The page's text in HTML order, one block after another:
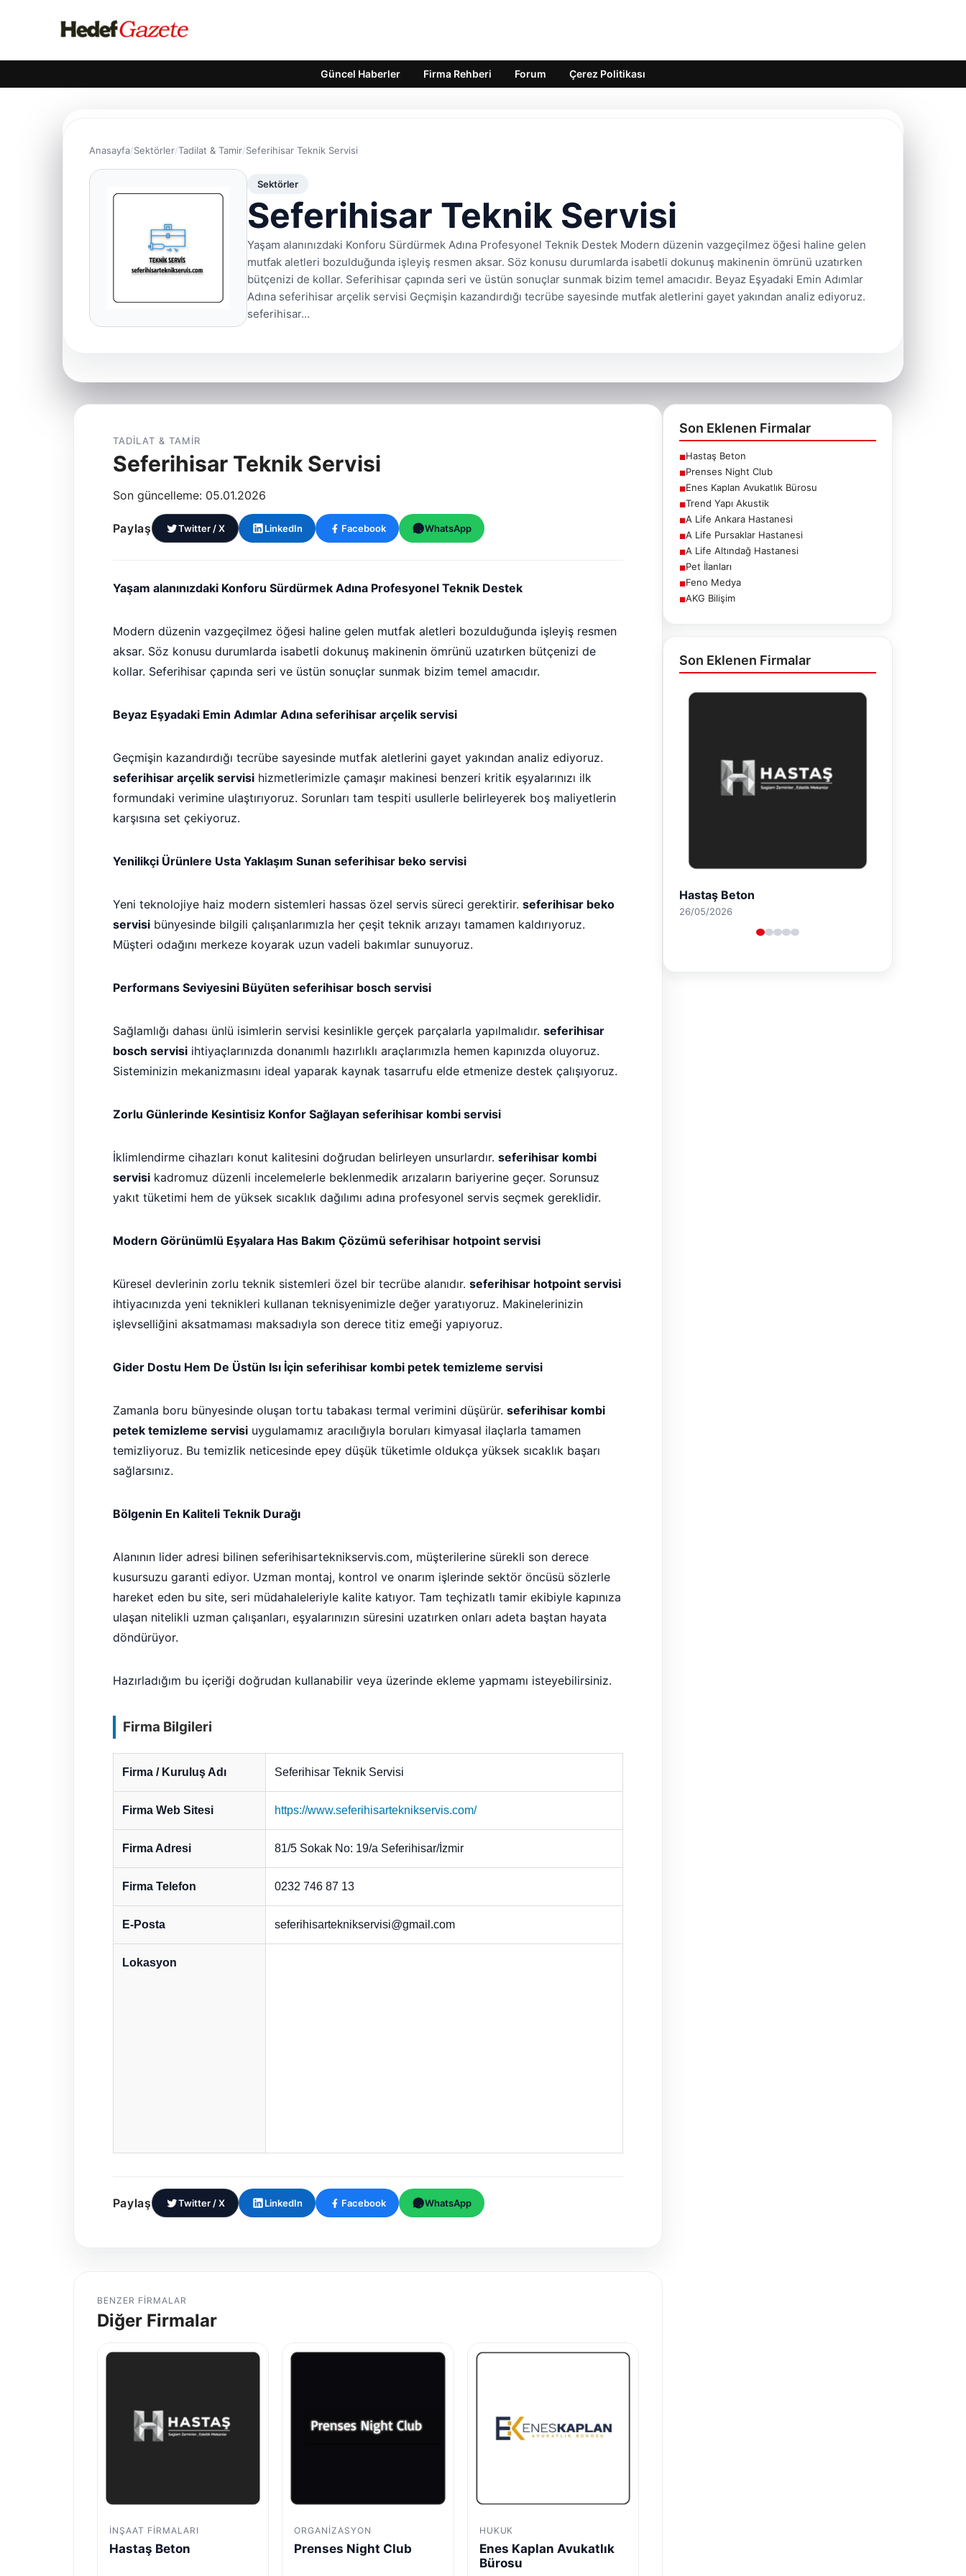
Güncel Haberler Firma Rehberi Forum Çerez Politikası
Anasayfa Sektörler Tadilat & Tamir Seferihisar Teknik Servisi
Sektörler
Seferihisar Teknik Servisi
Yaşam alanınızdaki Konforu Sürdürmek Adına Profesyonel Teknik Destek Modern düzenin vazgeçilmez öğesi haline gelen
mutfak aletleri bozulduğunda işleyiş resmen aksar. Söz konusu durumlarda isabetli dokunuş makinenin ömrünü uzatırken
bütçenizi de kollar. Seferihisar çapında seri ve üstün sonuçlar sunmak bizim temel amacıdır. Beyaz Eşyadaki Emin Adımlar
Adına seferihisar arçelik servisi Geçmişin kazandırdığı tecrübe sayesinde mutfak aletlerini gayet yakından analiz ediyoruz.
seferihisar…
TADILAT & TAMIR
Seferihisar Teknik Servisi
Son güncelleme: 05.01.2026
Paylaş Twitter / X LinkedIn Facebook WhatsApp
Yaşam alanınızdaki Konforu Sürdürmek Adına Profesyonel Teknik Destek
Modern düzenin vazgeçilmez öğesi haline gelen mutfak aletleri bozulduğunda işleyiş resmen
aksar. Söz konusu durumlarda isabetli dokunuş makinenin ömrünü uzatırken bütçenizi de
kollar. Seferihisar çapında seri ve üstün sonuçlar sunmak bizim temel amacıdır.
Beyaz Eşyadaki Emin Adımlar Adına seferihisar arçelik servisi
Geçmişin kazandırdığı tecrübe sayesinde mutfak aletlerini gayet yakından analiz ediyoruz.
seferihisar arçelik servisihizmetlerimizle çamaşır makinesi benzeri kritik eşyalarınızı ilk
formundaki verimine ulaştırıyoruz. Sorunları tam tespiti usullerle belirleyerek boş maliyetlerin
karşısına set çekiyoruz.
Yenilikçi Ürünlere Usta Yaklaşım Sunan seferihisar beko servisi
Yeni teknolojiye haiz modern sistemleri hassas özel servis süreci gerektirir. seferihisar beko
servisibünyesinde bilgili çalışanlarımızla her çeşit teknik arızayı tamamen kaldırıyoruz.
Müşteri odağını merkeze koyarak uzun vadeli bakımlar sunuyoruz.
Performans Seviyesini Büyüten seferihisar bosch servisi
Sağlamlığı dahası ünlü isimlerin servisi kesinlikle gerçek parçalarla yapılmalıdır. seferihisar
bosch servisiihtiyaçlarınızda donanımlı hazırlıklı araçlarımızla hemen kapınızda oluyoruz.
Sisteminizin mekanizmasını ideal yaparak kaynak tasarrufu elde etmenize destek çalışıyoruz.
Zorlu Günlerinde Kesintisiz Konfor Sağlayan seferihisar kombi servisi
İklimlendirme cihazları konut kalitesini doğrudan belirleyen unsurlardır. seferihisar kombi
servisikadromuz düzenli incelemelerle beklenmedik arızaların bariyerine geçer. Sorunsuz
yakıt tüketimi hem de yüksek sıcaklık dağılımı adına profesyonel servis seçmek gereklidir.
Modern Görünümlü Eşyalara Has Bakım Çözümü seferihisar hotpoint servisi
Küresel devlerinin zorlu teknik sistemleri özel bir tecrübe alanıdır. seferihisar hotpoint servisi
ihtiyacınızda yeni teknikleri kullanan teknisyenimizle değer yaratıyoruz. Makinelerinizin
işlevselliğini aksatmaması maksadıyla son derece titiz emeği yapıyoruz.
Gider Dostu Hem De Üstün Isı İçin seferihisar kombi petek temizleme servisi
Zamanla boru bünyesinde oluşan tortu tabakası termal verimini düşürür. seferihisar kombi
petek temizleme servisiuygulamamız aracılığıyla boruları kimyasal ilaçlarla tamamen
temizliyoruz. Bu temizlik neticesinde epey düşük tüketimle oldukça yüksek sıcaklık başarı
sağlarsınız.
Bölgenin En Kaliteli Teknik Durağı
Alanının lider adresi bilinen seferihisarteknikservis.com, müşterilerine sürekli son derece
kusursuzu garanti ediyor. Uzman montaj, kontrol ve onarım işlerinde sektör öncüsü sözlerle
hareket eden bu site, seri müdahaleleriyle kalite katıyor. Tam teçhizatlı tamir ekibiyle kapınıza
ulaşan nitelikli uzman çalışanları, eşyalarınızın süresini uzatırken onları adeta baştan hayata
döndürüyor.
Hazırladığım bu içeriği doğrudan kullanabilir veya üzerinde ekleme yapmamı isteyebilirsiniz.
Firma Bilgileri
Firma / Kuruluş Adı Seferihisar Teknik Servisi
Firma Web Sitesi https://www.seferihisarteknikservis.com/
Firma Adresi 81/5 Sokak No: 19/a Seferihisar/İzmir
Firma Telefon 0232 746 87 13
E-Posta seferihisarteknikservisi@gmail.com
Lokasyon
Paylaş Twitter / X LinkedIn Facebook WhatsApp
BENZER FIRMALAR
Diğer Firmalar
İNŞAAT FIRMALARI
Hastaş Beton
ORGANIZASYON
Prenses Night Club
HUKUK
Enes Kaplan Avukatlık
Bürosu
Son Eklenen Firmalar
■Hastaş Beton
■Prenses Night Club
■Enes Kaplan Avukatlık Bürosu
■Trend Yapı Akustik
■A Life Ankara Hastanesi
■A Life Pursaklar Hastanesi
■A Life Altındağ Hastanesi
■Pet İlanları
■Feno Medya
■AKG Bilişim
Son Eklenen Firmalar
Prenses Night Club
29/04/2026